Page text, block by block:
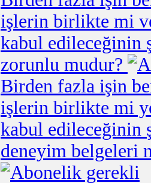
işlerin birlikte mi
kabul edileceğinin
zorunlu mudur?
Birden fazla işin
işlerin birlikte mi
kabul edileceğinin
deneyim belgeleri